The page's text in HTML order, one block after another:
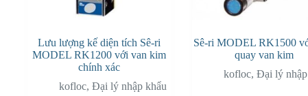
Lưu lượng kế diện tích Sê-ri
MODEL RK1200 với van kim
chính xác
kofloc,Đại lý nhập khẩu
Sê-ri MODEL RK1500
quay van kim
kofloc,Đại lý